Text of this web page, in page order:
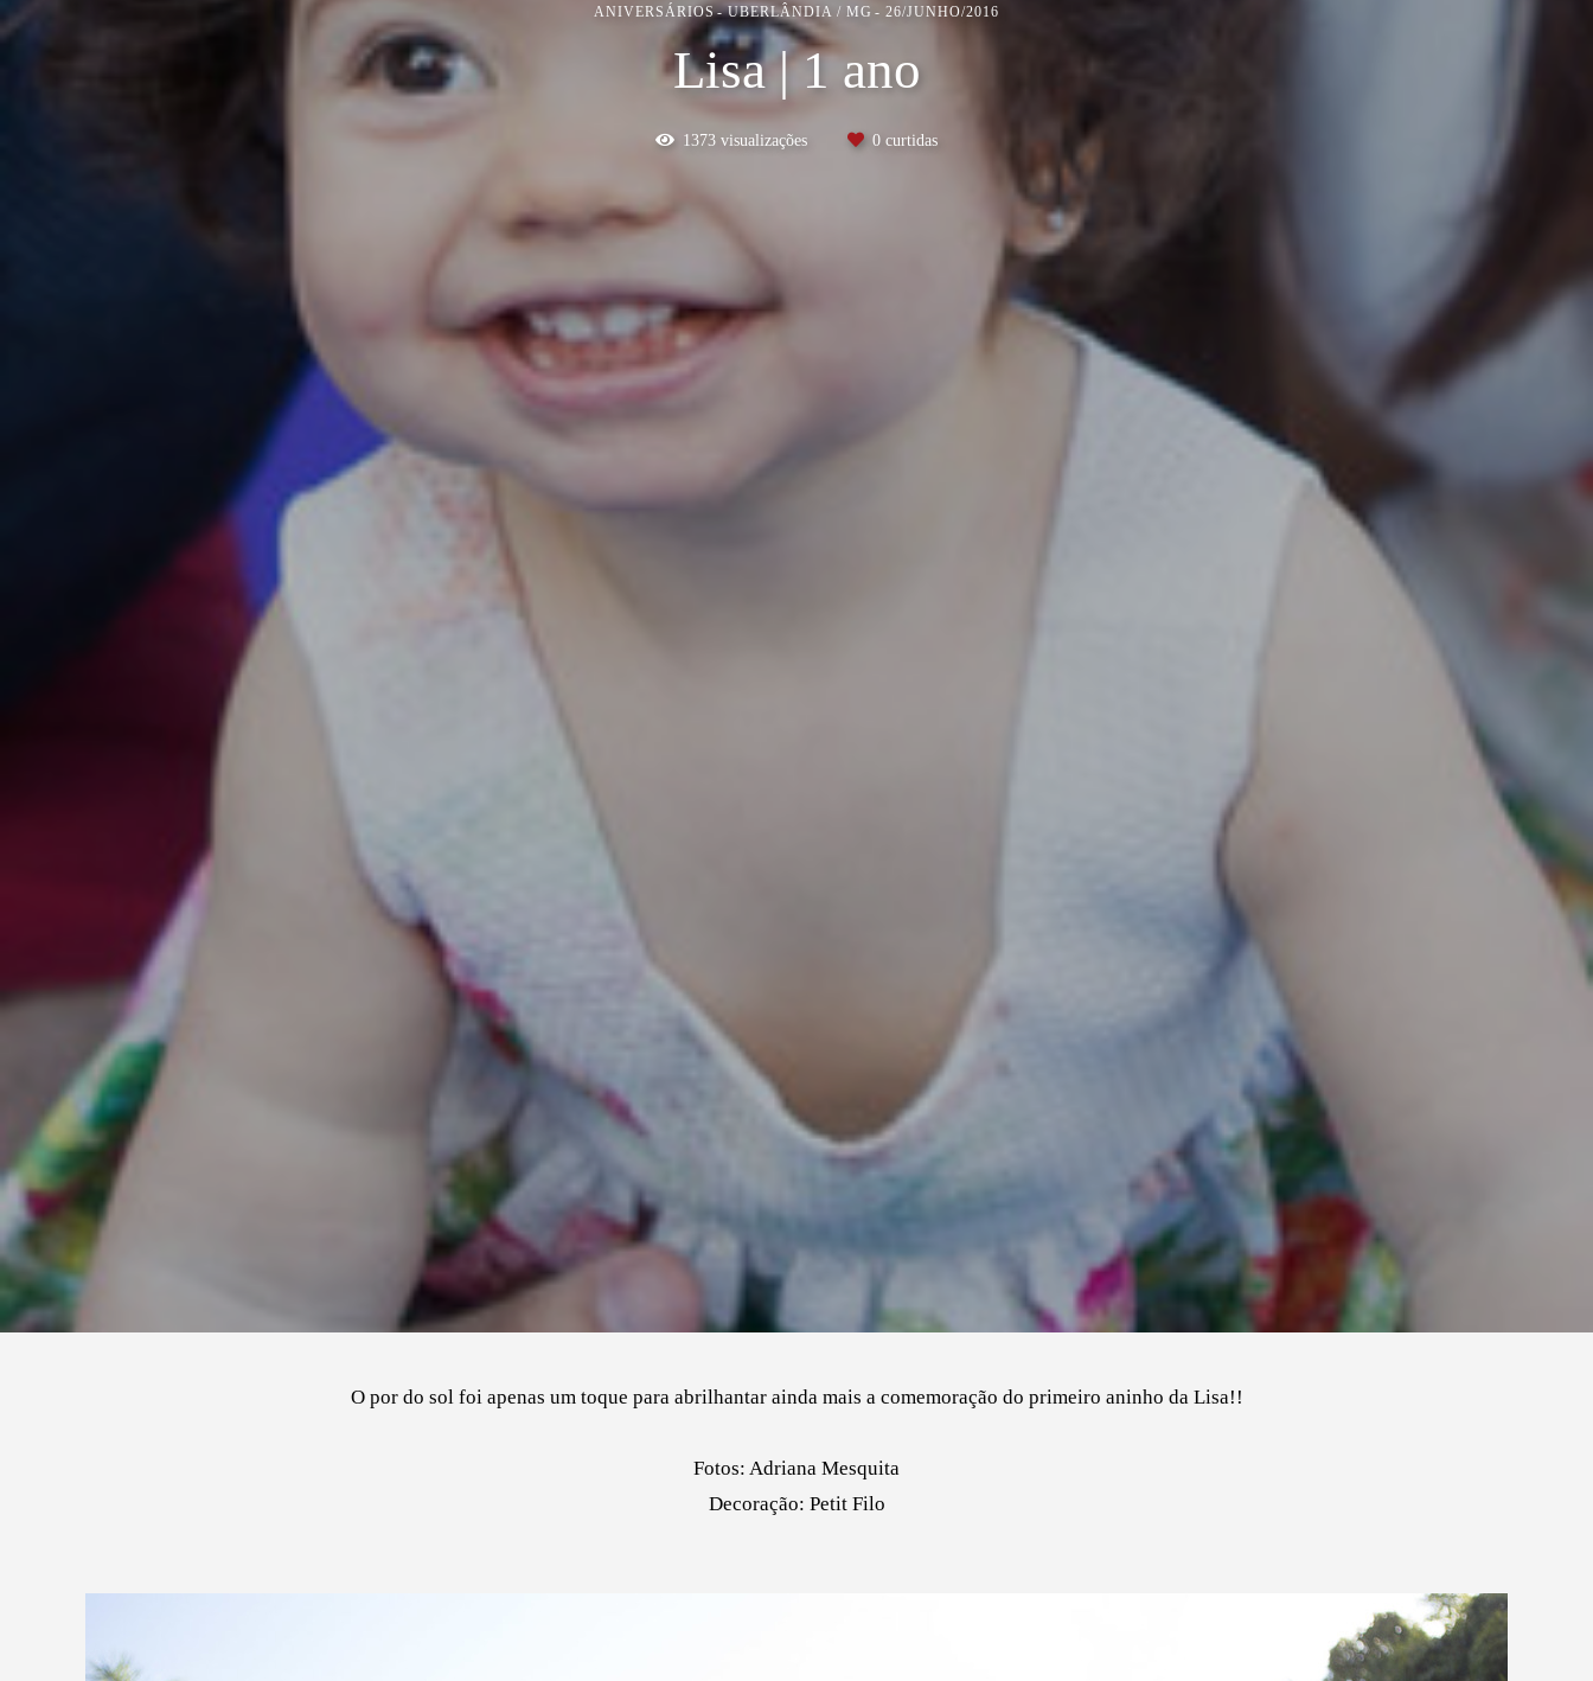
ANIVERSÁRIOS UBERLÂNDIA / MG 26/JUNHO/2016
Lisa | 1 ano
1373 visualizações 0 curtidas
O por do sol foi apenas um toque para abrilhantar ainda mais a comemoração do primeiro aninho da Lisa!!
Fotos: Adriana Mesquita
Decoração: Petit Filo